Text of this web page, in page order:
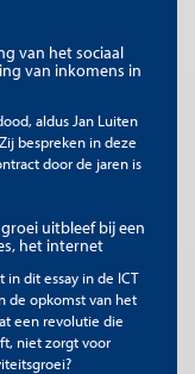
van het sociaal
van inkomens in
aldus Jan Luiten
bespreken in deze
door de jaren is
uitbleef bij een
het internet
in dit essay in de ICT
de opkomst van het
een revolutie die
niet zorgt voor